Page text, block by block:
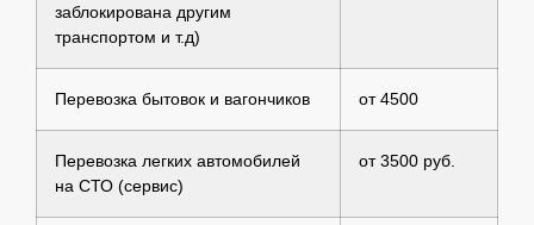
заблокирована другим
транспортом и т.д)
Перевозка бытовок и вагончиков от 4500
Перевозка легких автомобилей
на СТО (сервис)
от 3500 руб.